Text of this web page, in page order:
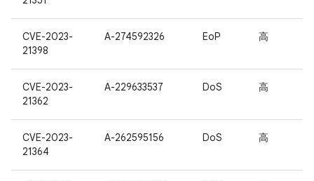
CVE-2023-
21398
A-274592326 EoP 高
CVE-2023-
21362
A-229633537 DoS 高
CVE-2023-
21364
A-262595156 DoS 高